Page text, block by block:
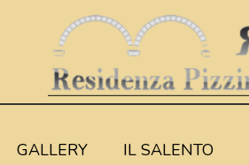
GALLERY IL SALENTO